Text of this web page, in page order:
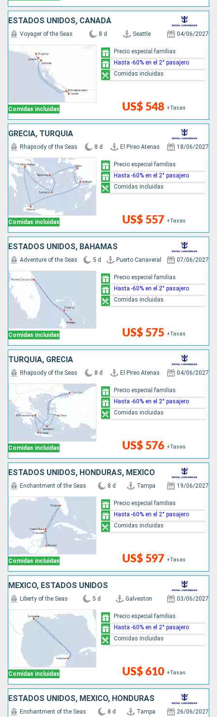
ESTADOS UNIDOS, CANADÁ
Comidas incluidas
Voyager of the Seas 8 d Seattle 04/06/2027
US$ 548 +Tasas
Precio especial familias
Hasta -60% en el 2° pasajero
Comidas incluidas
GRECIA, TURQUÍA
Comidas incluidas
Rhapsody of the Seas 8 d El Pireo Atenas 18/06/2027
US$ 557 +Tasas
Precio especial familias
Hasta -60% en el 2° pasajero
Comidas incluidas
ESTADOS UNIDOS, BAHAMAS
Comidas incluidas
Adventure of the Seas 5 d Puerto Canaveral 07/06/2027
US$ 575 +Tasas
Precio especial familias
Hasta -60% en el 2° pasajero
Comidas incluidas
TURQUÍA, GRECIA
Comidas incluidas
Rhapsody of the Seas 8 d El Pireo Atenas 04/06/2027
US$ 576 +Tasas
Precio especial familias
Hasta -60% en el 2° pasajero
Comidas incluidas
ESTADOS UNIDOS, HONDURAS, MÉXICO
Comidas incluidas
Enchantment of the Seas 8 d Tampa 19/06/2027
US$ 597 +Tasas
Precio especial familias
Hasta -60% en el 2° pasajero
Comidas incluidas
MÉXICO, ESTADOS UNIDOS
Comidas incluidas
Liberty of the Seas 5 d Galveston 03/06/2027
US$ 610 +Tasas
Precio especial familias
Hasta -60% en el 2° pasajero
Comidas incluidas
ESTADOS UNIDOS, MÉXICO, HONDURAS
Enchantment of the Seas 8 d Tampa 26/06/2027